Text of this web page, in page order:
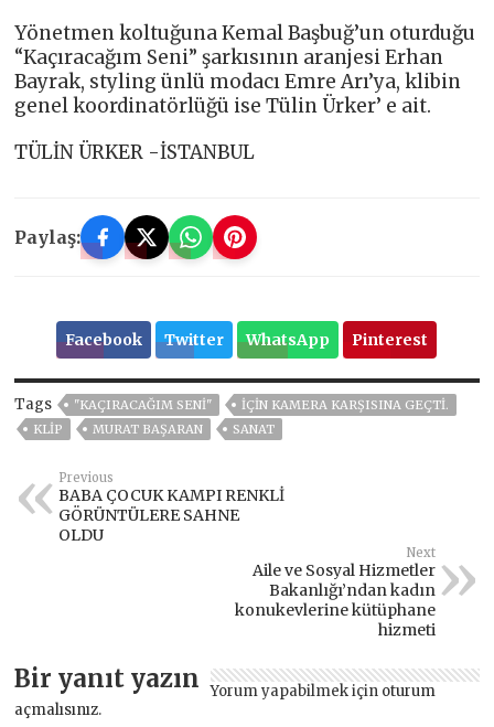
Yönetmen koltuğuna Kemal Başbuğ’un oturduğu
“Kaçıracağım Seni” şarkısının aranjesi Erhan
Bayrak, styling ünlü modacı Emre Arı’ya, klibin
genel koordinatörlüğü ise Tülin Ürker’ e ait.
TÜLİN ÜRKER -İSTANBUL
Paylaş:
Facebook Twitter WhatsApp Pinterest
Tags "KAÇIRACAĞIM SENİ"
IÇIN KAMERA KARŞISINA GEÇTI.
KLİP
MURAT BAŞARAN SANAT
Previous
BABA ÇOCUK KAMPI RENKLİ
GÖRÜNTÜLERE SAHNE
OLDU
Next
Aile ve Sosyal Hizmetler
Bakanlığı’ndan kadın
konukevlerine kütüphane
hizmeti
Bir yanıt yazın Yorum yapabilmek için oturum
açmalısınız.